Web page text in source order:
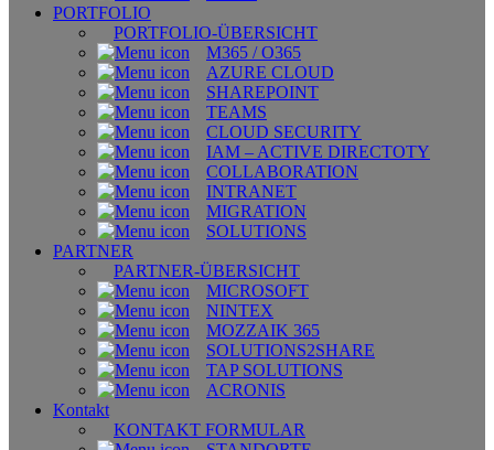
PORTFOLIO
PORTFOLIO-ÜBERSICHT
M365 / O365
AZURE CLOUD
SHAREPOINT
TEAMS
CLOUD SECURITY
IAM – ACTIVE DIRECTOTY
COLLABORATION
INTRANET
MIGRATION
SOLUTIONS
PARTNER
PARTNER-ÜBERSICHT
MICROSOFT
NINTEX
MOZZAIK 365
SOLUTIONS2SHARE
TAP SOLUTIONS
ACRONIS
Kontakt
KONTAKT FORMULAR